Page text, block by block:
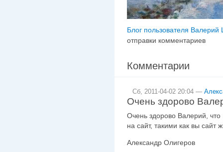
Блог пользователя Валерий
отправки комментариев
Комментарии
Сб, 2011-04-02 20:04 —
Очень здорово
Очень здорово Валерий,
на сайт, такими как вы сайт
Александр Олигеров